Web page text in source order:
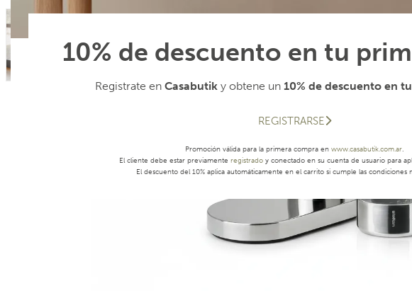
10% de descuento en tu
Registrate en Casabutik y obtene un 10% de descuento en
REGISTRARSE
Promoción válida para la primera compra en www.casabutik.com.ar.
El cliente debe estar previamente registrado y conectado en su cuenta de usuario para
El descuento del 10% aplica automáticamente en el carrito si cumple las condiciones